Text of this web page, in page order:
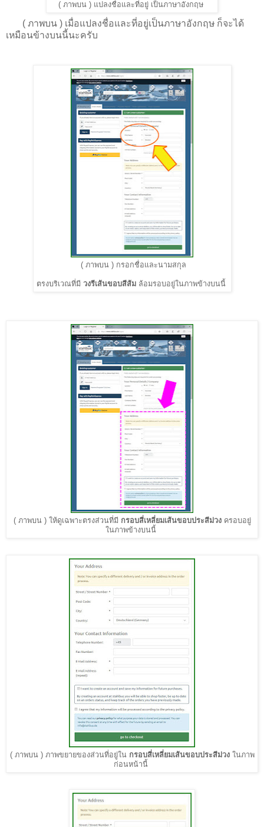
( ภาพบน ) แปลงชื่อและที่อยู่ เป็นภาษาอังกฤษ
( ภาพบน ) เมื่อแปลงชื่อและที่อยู่เป็นภาษาอังกฤษ ก็จะได้
เหมือนข้างบนนี้นะครับ
( ภาพบน)กรอกชื่อและนามสกุล
ตรงบริเวณที่มี วงรีเส้นขอบสีส้มล้อมรอบอยู่ในภาพข้างบนนี้
( ภาพบน)ให้ดูเฉพาะตรงส่วนที่มี กรอบสี่เหลี่ยมเส้นขอบประสีม่วงครอบอยู่
ในภาพข้างบนนี้
( ภาพบน)ภาพขยายของส่วนที่อยู่ใน กรอบสี่เหลี่ยมเส้นขอบประสีม่วงในภาพ
ก่อนหน้านี้